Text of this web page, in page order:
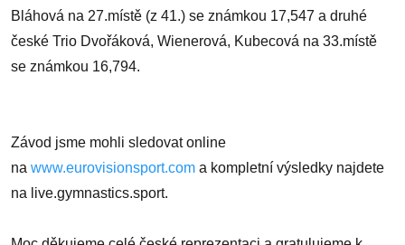
Bláhová na 27.místě (z 41.) se známkou 17,547 a druhé
české Trio Dvořáková, Wienerová, Kubecová na 33.místě
se známkou 16,794.
Závod jsme mohli sledovat online
na www.eurovisionsport.com a kompletní výsledky najdete
na live.gymnastics.sport.